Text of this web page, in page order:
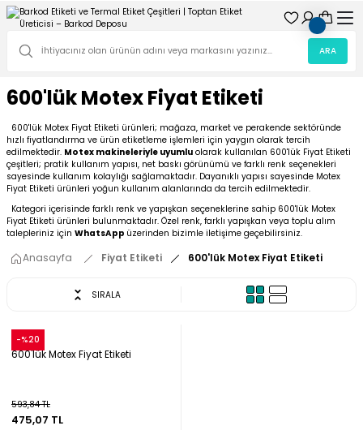
ARA
600'lük Motex Fiyat Etiketi
600'lük Motex Fiyat Etiketi ürünleri; mağaza, market ve perakende sektöründe
hızlı fiyatlandırma ve ürün etiketleme işlemleri için yaygın olarak tercih
edilmektedir. Motex makineleriyle uyumlu olarak kullanılan 600'lük Fiyat Etiketi
çeşitleri; pratik kullanım yapısı, net baskı görünümü ve farklı renk seçenekleri
sayesinde kullanım kolaylığı sağlamaktadır. Dayanıklı yapısı sayesinde Motex
Fiyat Etiketi ürünleri yoğun kullanım alanlarında da tercih edilmektedir.
Kategori içerisinde farklı renk ve yapışkan seçeneklerine sahip 600'lük Motex
Fiyat Etiketi ürünleri bulunmaktadır. Özel renk, farklı yapışkan veya toplu alım
talepleriniz için WhatsApp üzerinden bizimle iletişime geçebilirsiniz.
Anasayfa Fiyat Etiketi 600'lük Motex Fiyat Etiketi
SIRALA
-%20
Snow
600'lük Motex Fiyat Etiketi
593,84 TL
475,07 TL